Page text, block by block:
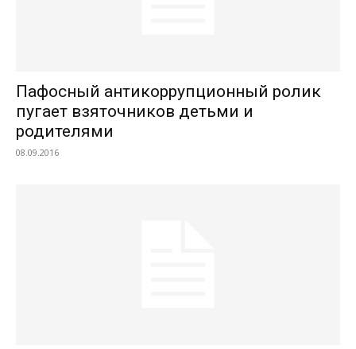
Пафосный антикоррупционный ролик
пугает взяточников детьми и
родителями
08.09.2016